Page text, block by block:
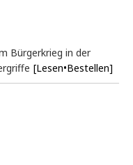
Bürgerkrieg in der
[Lesen•Bestellen]